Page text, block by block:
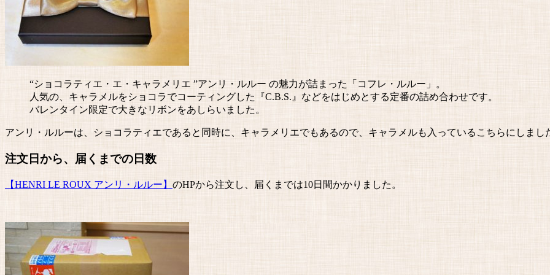
“ショコラティエ・エ・キャラメリエ ”アンリ・ルルー の魅力が詰まった「コフレ・ルルー」。
人気の、キャラメルをショコラでコーティングした『C.B.S.』などをはじめとする定番の詰め合わせです。
バレンタイン限定で大きなリボンをあしらいました。
アンリ・ルルーは、ショコラティエであると同時に、キャラメリエでもあるので、キャラメルも入っているこちらにしまし
注文日から、届くまでの日数
【HENRI LE ROUX アンリ・ルルー】 のHPから注文し、届くまでは10日間かかりました。